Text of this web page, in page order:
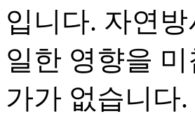
입니다. 자연
일한 영향을
가가 없습니다.